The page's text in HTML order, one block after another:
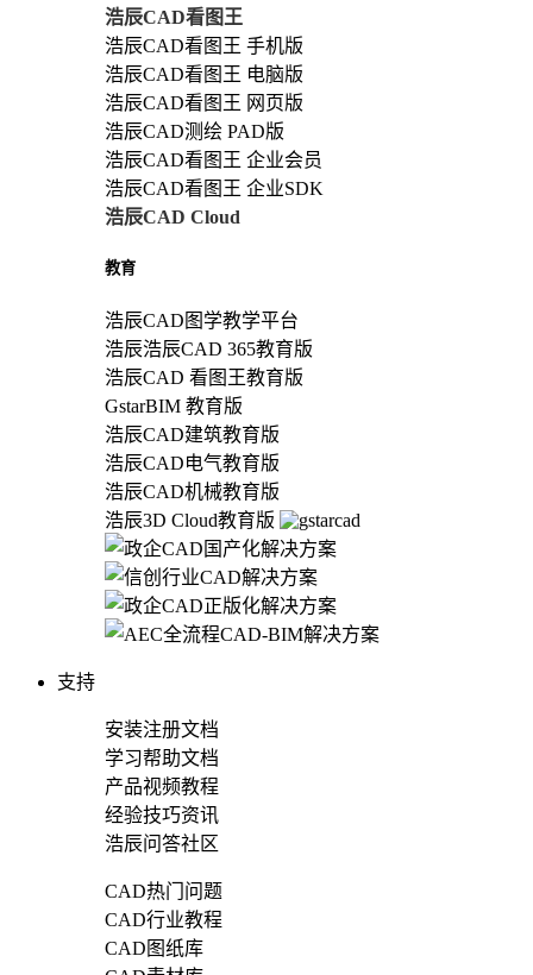
浩辰CAD看图王
浩辰CAD看图王 手机版
浩辰CAD看图王 电脑版
浩辰CAD看图王 网页版
浩辰CAD测绘 PAD版
浩辰CAD看图王 企业会员
浩辰CAD看图王 企业SDK
浩辰CAD Cloud
教育
浩辰CAD图学教学平台
浩辰浩辰CAD 365教育版
浩辰CAD 看图王教育版
GstarBIM 教育版
浩辰CAD建筑教育版
浩辰CAD电气教育版
浩辰CAD机械教育版
浩辰3D Cloud教育版
支持
安装注册文档
学习帮助文档
产品视频教程
经验技巧资讯
浩辰问答社区
CAD热门问题
CAD行业教程
CAD图纸库